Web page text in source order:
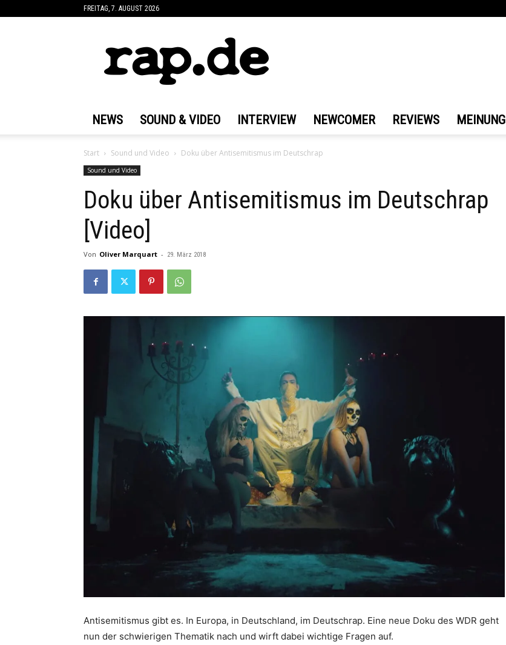
FREITAG, 7. AUGUST 2026
NEWS SOUND & VIDEO INTERVIEW NEWCOMER REVIEWS MEINUNG
Start Sound und Video Doku über Antisemitismus im Deutschrap
Sound und Video
Doku über Antisemitismus im Deutschrap
[Video]
Von Oliver Marquart - 29. März 2018
Antisemitismus gibt es. In Europa, in Deutschland, im Deutschrap. Eine neue Doku des WDR geht
nun der schwierigen Thematik nach und wirft dabei wichtige Fragen auf.